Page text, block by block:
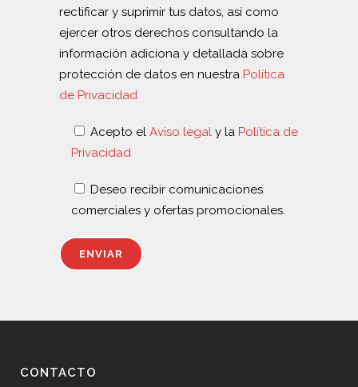
rectificar y suprimir tus datos, así como
ejercer otros derechos consultando la
información adiciona y detallada sobre
protección de datos en nuestra Política
de Privacidad
Acepto el Aviso legal y la Política de
Privacidad
Deseo recibir comunicaciones
comerciales y ofertas promocionales.
CONTACTO